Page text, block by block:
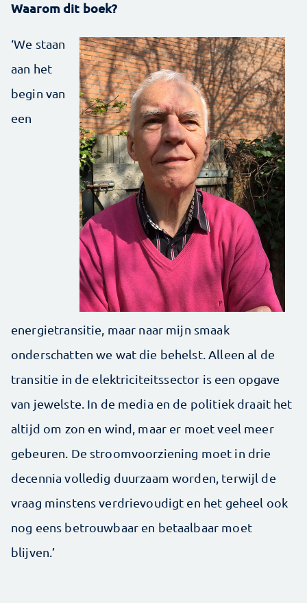
Waarom dit boek?
‘We staan
aan het
begin van
een
energietransitie, maar naar mijn smaak
onderschatten we wat die behelst. Alleen al de
transitie in de elektriciteitssector is een opgave
van jewelste. In de media en de politiek draait het
altijd om zon en wind, maar er moet veel meer
gebeuren. De stroomvoorziening moet in drie
decennia volledig duurzaam worden, terwijl de
vraag minstens verdrievoudigt en het geheel ook
nog eens betrouwbaar en betaalbaar moet
blijven.’